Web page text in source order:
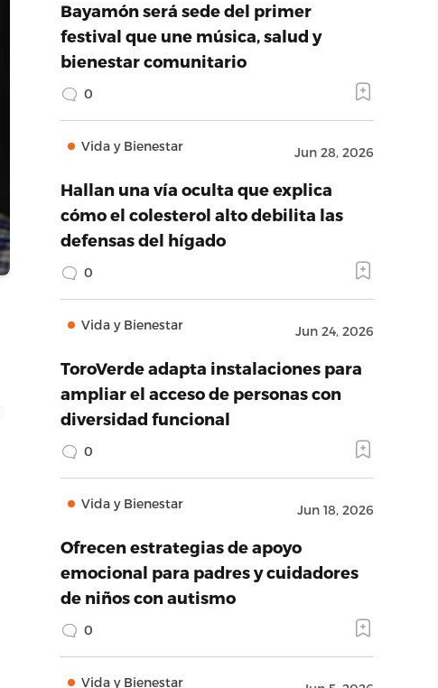
Bayamón será sede del primer
festival que une música, salud y
bienestar comunitario
0
Vida y Bienestar Jun 28, 2026
Hallan una vía oculta que explica
cómo el colesterol alto debilita las
defensas del hígado
0
Vida y Bienestar Jun 24, 2026
ToroVerde adapta instalaciones para
ampliar el acceso de personas con
diversidad funcional
0
Vida y Bienestar Jun 18, 2026
Ofrecen estrategias de apoyo
emocional para padres y cuidadores
de niños con autismo
0
Vida y Bienestar